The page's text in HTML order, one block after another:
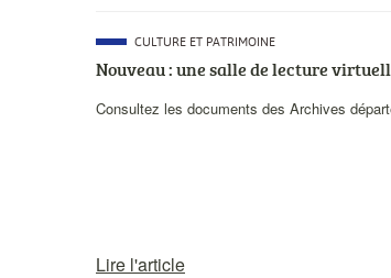
CATÉGORIE
CULTURE ET PATRIMOINE
Nouveau : une salle de lecture
courte
Consultez les documents des Archives
Lire l'article